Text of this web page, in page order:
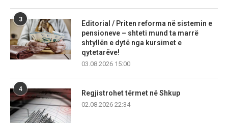
3
Editorial / Priten reforma në sistemin e
pensioneve – shteti mund ta marrë
shtyllën e dytë nga kursimet e
qytetarëve!
03.08.2026 15:00
4
Regjistrohet tërmet në Shkup
02.08.2026 22:34